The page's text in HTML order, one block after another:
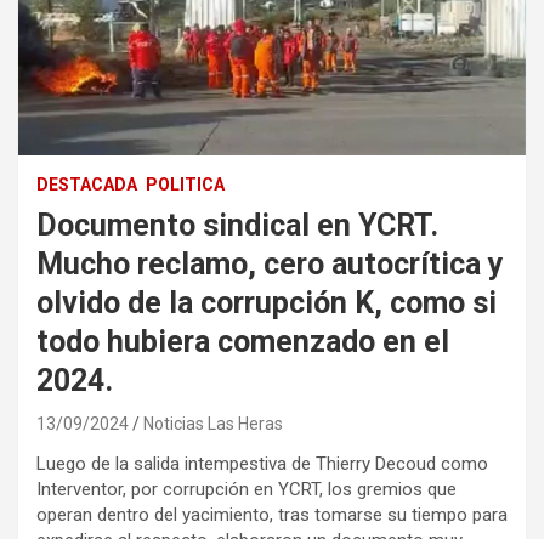
DESTACADA POLITICA
Documento sindical en YCRT.
Mucho reclamo, cero autocrítica y
olvido de la corrupción K, como si
todo hubiera comenzado en el
2024.
13/09/2024 Noticias Las Heras
Luego de la salida intempestiva de Thierry Decoud como
Interventor, por corrupción en YCRT, los gremios que
operan dentro del yacimiento, tras tomarse su tiempo para